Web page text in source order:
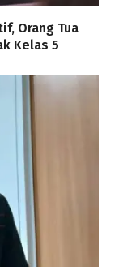
Orang Tua
Kelas 5